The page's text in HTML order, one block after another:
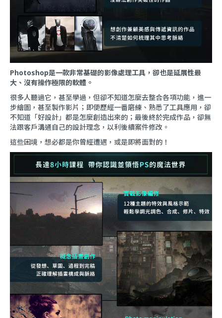
Photoshop是一款非常基礎的影像處理工具，卻也是延展性最
大、沒有操作極限的軟體。
很多人聽過它，甚至學過，但卻不知道怎麼去整合各項功能，進一
步繪圖，甚至製作影片；即便歷經一番磨練、熟悉了工具應用，卻
不知道「好設計」都是怎麼創造出來的；最後終於完成作品，卻無
法跟客戶溝通自己的設計理念，以利後續案件修改。
這些困境，想必都是你曾經遭遇，或是即將面對的！